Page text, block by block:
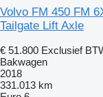
Volvo FM 450 FM
Tailgate Lift Axle
€ 51.800 Exclusief
Bakwagen
2018
331.013 km